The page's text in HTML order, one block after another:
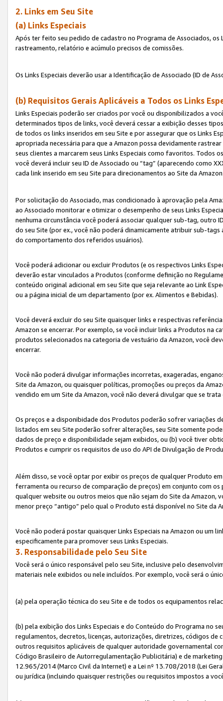
2. Links em Seu Site
(a) Links Especiais
Após ter feito seu pedido de cadastro no Programa de Associados, os
rastreamento, relatório e acúmulo precisos de comissões.
Os Links Especiais deverão usar a Identificação de Associado (ID de
(b) Requisitos Gerais Aplicáveis a Todos os Links
Links Especiais poderão ser criados por você ou disponibilizados a
determinados tipos de links, você deverá cessar a exibição desses
de todos os links inseridos em seu Site e por assegurar que os Links
apropriada necessária para que a Amazon possa devidamente
seus clientes a marcarem seus Links Especiais como favoritos. Todos
você deverá incluir seu ID de Associado ou “tag” (aparecendo como
cada link inserido em seu Site para direcionamentos ao Site da
Por solicitação do Associado, mas condicionado à aprovação pela
ao Associado monitorar e otimizar o desempenho de seus Links
nenhuma circunstância você poderá associar qualquer sub-tag,
do seu Site (por ex., você não poderá dinamicamente atribuir sub-
do comportamento dos referidos usuários).
Você poderá adicionar ou excluir Produtos (e os respectivos Links
deverão estar vinculados a Produtos (conforme definição no
conteúdo original adicional em seu Site que seja relevante ao Link
ou a página inicial de um departamento (por ex. Alimentos e Bebidas).
Você deverá excluir do seu Site quaisquer links e respectivas
Amazon se encerrar. Por exemplo, se você incluir links a Produtos na
produtos selecionados na categoria de vestuário da Amazon, você
encerrar.
Você não poderá divulgar informações incorretas, exageradas,
Site da Amazon, ou quaisquer políticas, promoções ou preços da
vendido em um Site da Amazon, você não deverá divulgar que se
Os preços e a disponibidade dos Produtos poderão sofrer variações
listados em seu Site poderão sofrer alterações, seu Site somente
dados de preço e disponibilidade sejam exibidos, ou (b) você tiver
Produtos e cumprir os requisitos de uso do API de Divulgação de
Além disso, se você optar por exibir os preços de qualquer Produto
ferramenta ou recurso de comparação de preços) em conjunto com
qualquer website ou outros meios que não sejam do Site da Amazon,
menor preço “antigo” pelo qual o Produto está disponível no Site da
Você não poderá postar quaisquer Links Especiais na Amazon ou um
especificamente para promover seus Links Especiais.
3. Responsabilidade pelo Seu Site
Você será o único responsável pelo seu Site, inclusive pelo
materiais nele exibidos ou nele incluídos. Por exemplo, você será o
(a) pela operação técnica do seu Site e de todos os equipamentos
(b) pela exibição dos Links Especiais e do Conteúdo do Programa no
regulamentos, decretos, licenças, autorizações, diretrizes, códigos
outros requisitos aplicáveis de qualquer autoridade governamental
Código Brasileiro de Autorregulamentação Publicitária) e de
12.965/2014 (Marco Civil da Internet) e a Lei nº 13.708/2018 (Lei
ou jurídica (incluindo quaisquer restrições ou requisitos impostos a